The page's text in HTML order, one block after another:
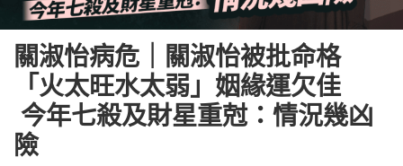
關淑怡病危｜關淑怡被批命格
「火太旺水太弱」姻緣運欠佳
今年七殺及財星重尅：情況幾凶
險